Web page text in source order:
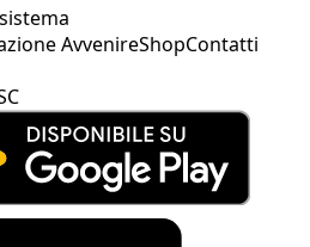
AvvenireShopContatti